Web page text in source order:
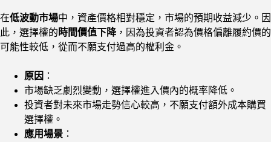
在低波動市場中，資產價格相對穩定，市場的預期收益減少。因
此，選擇權的 時間價值下降，因為投資者認為價格偏離履約價的
可能性較低，從而不願支付過高的權利金。
原因 ：
市場缺乏劇烈變動，選擇權進入價內的概率降低。
投資者對未來市場走勢信心較高，不願支付額外成本購買
選擇權。
應用場景 ：